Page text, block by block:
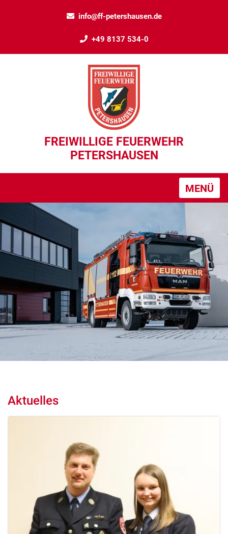
info@ff-petershausen.de
+49 8137 534-0
FREIWILLIGE FEUERWEHR
PETERSHAUSEN
MENÜ
Aktuelles